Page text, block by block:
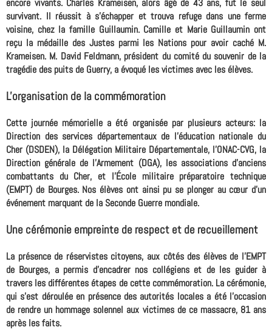
encore vivants. Charles Krameisen, alors âgé de 43 ans, fut le seul
survivant. Il réussit à s'échapper et trouva refuge dans une ferme
voisine, chez la famille Guillaumin. Camille et Marie Guillaumin ont
reçu la médaille des Justes parmi les Nations pour avoir caché M.
Krameisen. M. David Feldmann, président du comité du souvenir de la
tragédie des puits de Guerry, a évoqué les victimes avec les élèves.
L'organisation de la commémoration
Cette journée mémorielle a été organisée par plusieurs acteurs: la
Direction des services départementaux de l'éducation nationale du
Cher (DSDEN), la Délégation Militaire Départementale, l'ONAC-CVG, la
Direction générale de l’Armement (DGA), les associations d'anciens
combattants du Cher, et l'École militaire préparatoire technique
(EMPT) de Bourges. Nos élèves ont ainsi pu se plonger au cœur d'un
événement marquant de la Seconde Guerre mondiale.
Une cérémonie empreinte de respect et de recueillement
La présence de réservistes citoyens, aux côtés des élèves de l'EMPT
de Bourges, a permis d'encadrer nos collégiens et de les guider à
travers les différentes étapes de cette commémoration. La cérémonie,
qui s'est déroulée en présence des autorités locales a été l'occasion
de rendre un hommage solennel aux victimes de ce massacre, 81 ans
après les faits.